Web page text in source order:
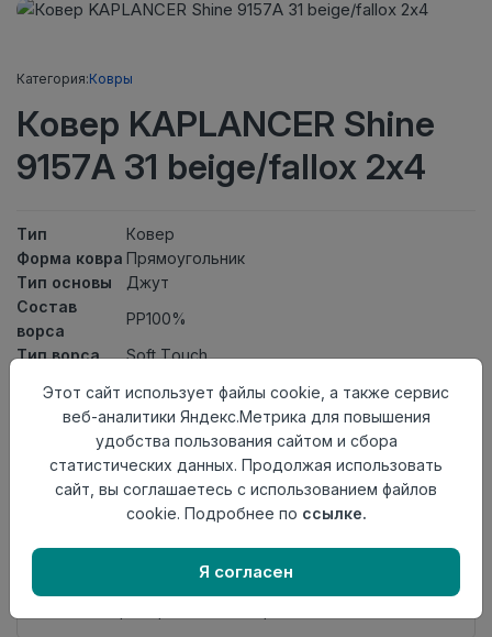
Категория:Ковры
Ковер KAPLANCER Shine
9157A 31 beige/fallox 2х4
Тип
Ковер
Форма ковра Прямоугольник
Тип основы
Джут
Состав
ворса
PP100%
Тип ворса
Soft Touch
Длина
4
Ширина
2
происхождения
Турция
Нет в наличии
Внимание! Внешний вид товара может отличаться от
представленного на настоящем сайте. Проверяйте
Этот сайт использует файлы cookie, а также сервис
веб-аналитики Яндекс.Метрика для повышения
удобства пользования сайтом и сбора
статистических данных. Продолжая использовать
сайт, вы соглашаетесь с использованием файлов
cookie. Подробнее по ссылке.
Я согласен